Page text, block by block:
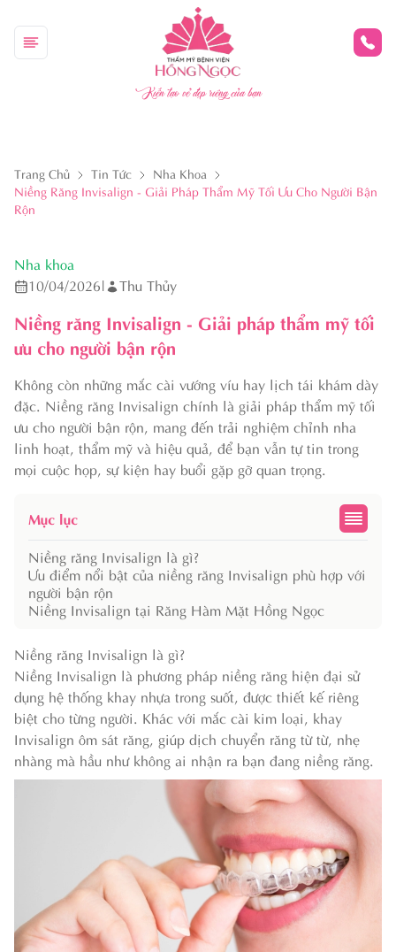
Kiến tạo vẻ đẹp riêng của bạn
Trang Chủ Tin Tức
Nha Khoa
Niềng Răng Invisalign - Giải Pháp Thẩm Mỹ Tối Ưu Cho Người Bận
Rộn
Nha khoa
10/04/2026| Thu Thủy
Niềng răng Invisalign - Giải pháp thẩm mỹ tối
ưu cho người bận rộn
Không còn những mắc cài vướng víu hay lịch tái khám dày
đặc. Niềng răng Invisalign chính là giải pháp thẩm mỹ tối
ưu cho người bận rộn, mang đến trải nghiệm chỉnh nha
linh hoạt, thẩm mỹ và hiệu quả, để bạn vẫn tự tin trong
mọi cuộc họp, sự kiện hay buổi gặp gỡ quan trọng.
Mục lục
Niềng răng Invisalign là gì?
Ưu điểm nổi bật của niềng răng Invisalign phù hợp với
người bận rộn
Niềng Invisalign tại Răng Hàm Mặt Hồng Ngọc
Niềng răng Invisalign là gì?
Niềng Invisalign là phương pháp niềng răng hiện đại sử
dụng hệ thống khay nhựa trong suốt, được thiết kế riêng
biệt cho từng người. Khác với mắc cài kim loại, khay
Invisalign ôm sát răng, giúp dịch chuyển răng từ từ, nhẹ
nhàng mà hầu như không ai nhận ra bạn đang niềng răng.